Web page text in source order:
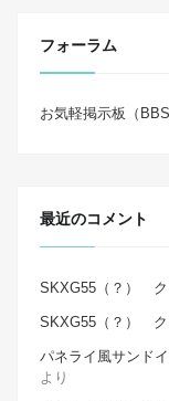
フォーラム
お気軽掲示板（BBS
最近のコメント
SKXG55（？） ク
SKXG55（？） ク
パネライ風サンド
より